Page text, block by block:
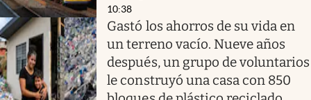
10:38
Gastó los ahorros de su vida en
un terreno vacío. Nueve años
después, un grupo de voluntarios
le construyó una casa con 850